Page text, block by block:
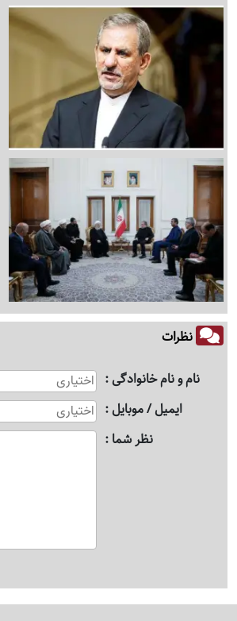
نظرات
نام و نام خانوادگی
ایمیل / موبایل
نظر شما